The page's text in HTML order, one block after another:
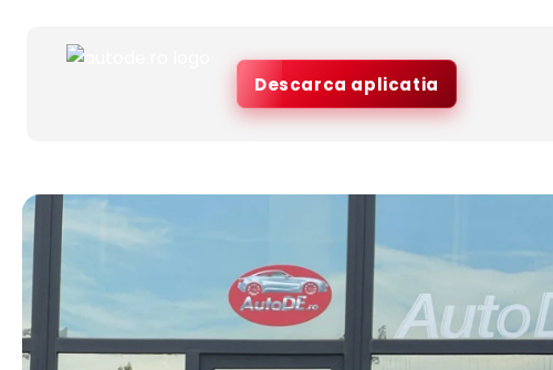
Descarca aplicatia